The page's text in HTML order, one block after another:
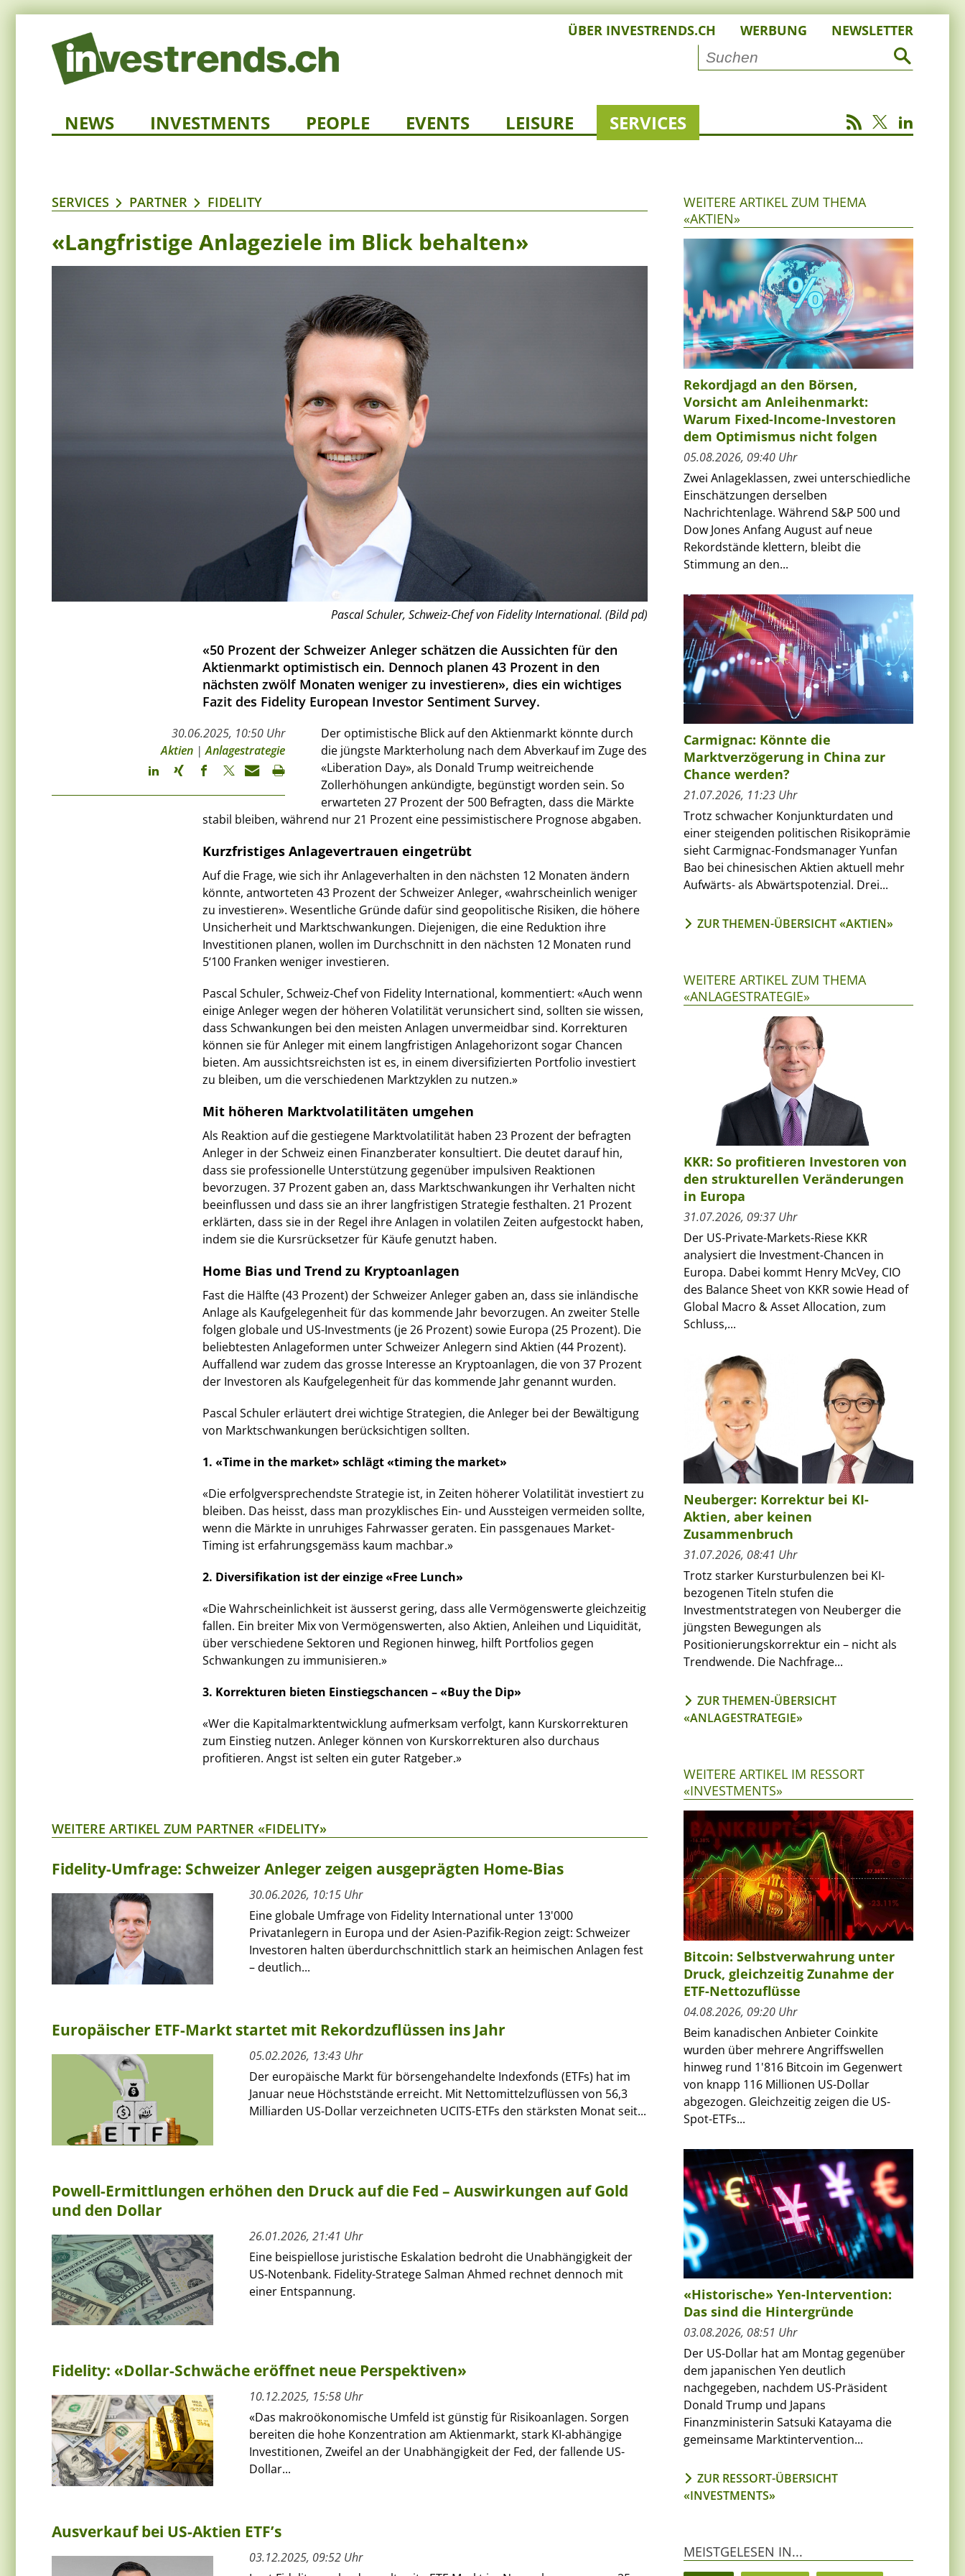
ÜBER INVESTRENDS.CH WERBUNG NEWSLETTER
NEWS INVESTMENTS PEOPLE EVENTS LEISURE SERVICES
SERVICES PARTNER FIDELITY
«Langfristige Anlageziele im Blick behalten»
Pascal Schuler, Schweiz-Chef von Fidelity International. (Bild pd)
«50 Prozent der Schweizer Anleger schätzen die Aussichten für den
Aktienmarkt optimistisch ein. Dennoch planen 43 Prozent in den
nächsten zwölf Monaten weniger zu investieren», dies ein wichtiges
Fazit des Fidelity European Investor Sentiment Survey.
30.06.2025, 10:50 Uhr
Aktien |Anlagestrategie
Der optimistische Blick auf den Aktienmarkt könnte durch
die jüngste Markterholung nach dem Abverkauf im Zuge des
«Liberation Day», als Donald Trump weitreichende
Zollerhöhungen ankündigte, begünstigt worden sein. So
erwarteten 27 Prozent der 500 Befragten, dass die Märkte
stabil bleiben, während nur 21 Prozent eine pessimistischere Prognose abgaben.
Kurzfristiges Anlagevertrauen eingetrübt
Auf die Frage, wie sich ihr Anlageverhalten in den nächsten 12 Monaten ändern
könnte, antworteten 43 Prozent der Schweizer Anleger, «wahrscheinlich weniger
zu investieren». Wesentliche Gründe dafür sind geopolitische Risiken, die höhere
Unsicherheit und Marktschwankungen. Diejenigen, die eine Reduktion ihre
Investitionen planen, wollen im Durchschnitt in den nächsten 12 Monaten rund
5‘100 Franken weniger investieren.
Pascal Schuler, Schweiz-Chef von Fidelity International, kommentiert: «Auch wenn
einige Anleger wegen der höheren Volatilität verunsichert sind, sollten sie wissen,
dass Schwankungen bei den meisten Anlagen unvermeidbar sind. Korrekturen
können sie für Anleger mit einem langfristigen Anlagehorizont sogar Chancen
bieten. Am aussichtsreichsten ist es, in einem diversifizierten Portfolio investiert
zu bleiben, um die verschiedenen Marktzyklen zu nutzen.»
Mit höheren Marktvolatilitäten umgehen
Als Reaktion auf die gestiegene Marktvolatilität haben 23 Prozent der befragten
Anleger in der Schweiz einen Finanzberater konsultiert. Die deutet darauf hin,
dass sie professionelle Unterstützung gegenüber impulsiven Reaktionen
bevorzugen. 37 Prozent gaben an, dass Marktschwankungen ihr Verhalten nicht
beeinflussen und dass sie an ihrer langfristigen Strategie festhalten. 21 Prozent
erklärten, dass sie in der Regel ihre Anlagen in volatilen Zeiten aufgestockt haben,
indem sie die Kursrücksetzer für Käufe genutzt haben.
Home Bias und Trend zu Kryptoanlagen
Fast die Hälfte (43 Prozent) der Schweizer Anleger gaben an, dass sie inländische
Anlage als Kaufgelegenheit für das kommende Jahr bevorzugen. An zweiter Stelle
folgen globale und US-Investments (je 26 Prozent) sowie Europa (25 Prozent). Die
beliebtesten Anlageformen unter Schweizer Anlegern sind Aktien (44 Prozent).
Auffallend war zudem das grosse Interesse an Kryptoanlagen, die von 37 Prozent
der Investoren als Kaufgelegenheit für das kommende Jahr genannt wurden.
Pascal Schuler erläutert drei wichtige Strategien, die Anleger bei der Bewältigung
von Marktschwankungen berücksichtigen sollten.
1. «Time in the market» schlägt «timing the market»
«Die erfolgversprechendste Strategie ist, in Zeiten höherer Volatilität investiert zu
bleiben. Das heisst, dass man prozyklisches Ein- und Aussteigen vermeiden sollte,
wenn die Märkte in unruhiges Fahrwasser geraten. Ein passgenaues Market-
Timing ist erfahrungsgemäss kaum machbar.»
2. Diversifikation ist der einzige «Free Lunch»
«Die Wahrscheinlichkeit ist äusserst gering, dass alle Vermögenswerte gleichzeitig
fallen. Ein breiter Mix von Vermögenswerten, also Aktien, Anleihen und Liquidität,
über verschiedene Sektoren und Regionen hinweg, hilft Portfolios gegen
Schwankungen zu immunisieren.»
3. Korrekturen bieten Einstiegschancen – «Buy the Dip»
«Wer die Kapitalmarktentwicklung aufmerksam verfolgt, kann Kurskorrekturen
zum Einstieg nutzen. Anleger können von Kurskorrekturen also durchaus
profitieren. Angst ist selten ein guter Ratgeber.»
WEITERE ARTIKEL ZUM PARTNER «FIDELITY»
Fidelity-Umfrage: Schweizer Anleger zeigen ausgeprägten Home-Bias
30.06.2026, 10:15 Uhr
Eine globale Umfrage von Fidelity International unter 13'000
Privatanlegern in Europa und der Asien-Pazifik-Region zeigt: Schweizer
Investoren halten überdurchschnittlich stark an heimischen Anlagen fest
– deutlich...
Europäischer ETF-Markt startet mit Rekordzuflüssen ins Jahr
05.02.2026, 13:43 Uhr
Der europäische Markt für börsengehandelte Indexfonds (ETFs) hat im
Januar neue Höchststände erreicht. Mit Nettomittelzuflüssen von 56,3
Milliarden US-Dollar verzeichneten UCITS-ETFs den stärksten Monat seit...
Powell-Ermittlungen erhöhen den Druck auf die Fed – Auswirkungen auf Gold
und den Dollar
26.01.2026, 21:41 Uhr
Eine beispiellose juristische Eskalation bedroht die Unabhängigkeit der
US-Notenbank. Fidelity-Stratege Salman Ahmed rechnet dennoch mit
einer Entspannung.
Fidelity: «Dollar-Schwäche eröffnet neue Perspektiven»
10.12.2025, 15:58 Uhr
«Das makroökonomische Umfeld ist günstig für Risikoanlagen. Sorgen
bereiten die hohe Konzentration am Aktienmarkt, stark KI-abhängige
Investitionen, Zweifel an der Unabhängigkeit der Fed, der fallende US-
Dollar...
Ausverkauf bei US-Aktien ETF’s
03.12.2025, 09:52 Uhr
WEITERE ARTIKEL ZUM THEMA
«AKTIEN»
Rekordjagd an den Börsen,
Vorsicht am Anleihenmarkt:
Warum Fixed-Income-Investoren
dem Optimismus nicht folgen
05.08.2026, 09:40 Uhr
Zwei Anlageklassen, zwei unterschiedliche
Einschätzungen derselben
Nachrichtenlage. Während S&P 500 und
Dow Jones Anfang August auf neue
Rekordstände klettern, bleibt die
Stimmung an den...
Carmignac: Könnte die
Marktverzögerung in China zur
Chance werden?
21.07.2026, 11:23 Uhr
Trotz schwacher Konjunkturdaten und
einer steigenden politischen Risikoprämie
sieht Carmignac-Fondsmanager Yunfan
Bao bei chinesischen Aktien aktuell mehr
Aufwärts- als Abwärtspotenzial. Drei...
ZUR THEMEN-ÜBERSICHT «AKTIEN»
WEITERE ARTIKEL ZUM THEMA
«ANLAGESTRATEGIE»
KKR: So profitieren Investoren von
den strukturellen Veränderungen
in Europa
31.07.2026, 09:37 Uhr
Der US-Private-Markets-Riese KKR
analysiert die Investment-Chancen in
Europa. Dabei kommt Henry McVey, CIO
des Balance Sheet von KKR sowie Head of
Global Macro & Asset Allocation, zum
Schluss,...
Neuberger: Korrektur bei KI-
Aktien, aber keinen
Zusammenbruch
31.07.2026, 08:41 Uhr
Trotz starker Kursturbulenzen bei KI-
bezogenen Titeln stufen die
Investmentstrategen von Neuberger die
jüngsten Bewegungen als
Positionierungskorrektur ein – nicht als
Trendwende. Die Nachfrage...
ZUR THEMEN-ÜBERSICHT
«ANLAGESTRATEGIE»
WEITERE ARTIKEL IM RESSORT
«INVESTMENTS»
Bitcoin: Selbstverwahrung unter
Druck, gleichzeitig Zunahme der
ETF-Nettozuflüsse
04.08.2026, 09:20 Uhr
Beim kanadischen Anbieter Coinkite
wurden über mehrere Angriffswellen
hinweg rund 1'816 Bitcoin im Gegenwert
von knapp 116 Millionen US-Dollar
abgezogen. Gleichzeitig zeigen die US-
Spot-ETFs...
«Historische» Yen-Intervention:
Das sind die Hintergründe
03.08.2026, 08:51 Uhr
Der US-Dollar hat am Montag gegenüber
dem japanischen Yen deutlich
nachgegeben, nachdem US-Präsident
Donald Trump und Japans
Finanzministerin Satsuki Katayama die
gemeinsame Marktintervention...
ZUR RESSORT-ÜBERSICHT
«INVESTMENTS»
MEISTGELESEN IN...